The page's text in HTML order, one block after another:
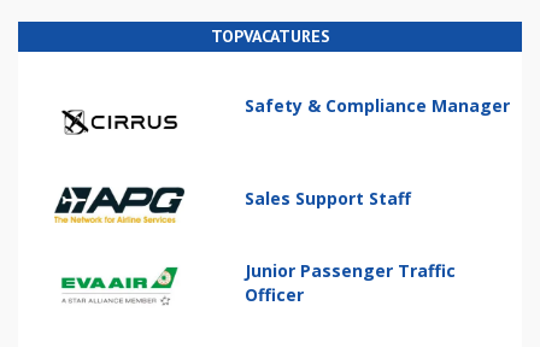
TOPVACATURES
Safety & Compliance Manager
Sales Support Staff
Junior Passenger Traffic
Officer